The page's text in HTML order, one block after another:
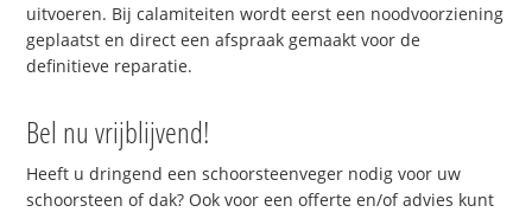
uitvoeren. Bij calamiteiten wordt eerst een noodvoorziening
geplaatst en direct een afspraak gemaakt voor de
definitieve reparatie.
Bel nu vrijblijvend!
Heeft u dringend een schoorsteenveger nodig voor uw
schoorsteen of dak? Ook voor een offerte en/of advies kunt